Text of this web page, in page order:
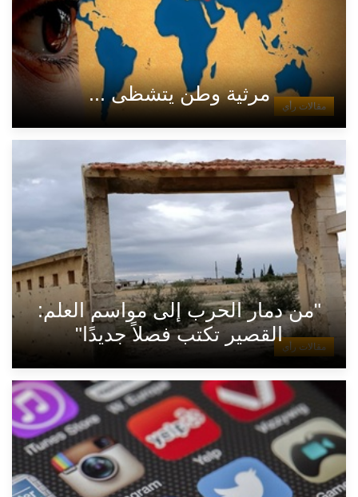
مقالات رأي
مرثية وطن يتشظى ...
مقالات رأي
"من دمار الحرب إلى مواسم العلم:
القصير تكتب فصلاً جديدًا"